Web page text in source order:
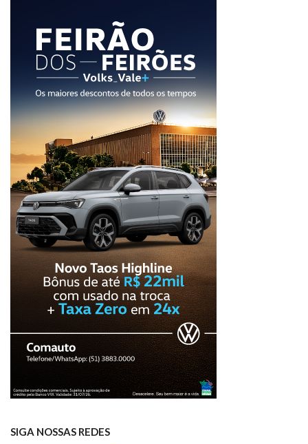
SIGA NOSSAS REDES